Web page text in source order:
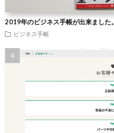
2019年のビジネス手帳が出来ました。
ビジネス手帳